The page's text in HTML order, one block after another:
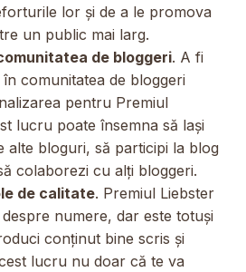
lor și de a le promova
un public mai larg.
de bloggeri. A fi
comunitatea de bloggeri
pentru Premiul
lucru poate însemna să lași
alte bloguri, să participi la blog
colaborezi cu alți bloggeri.
de calitate. Premiul Liebster
numere, dar este totuși
conținut bine scris și
lucru nu doar că te va